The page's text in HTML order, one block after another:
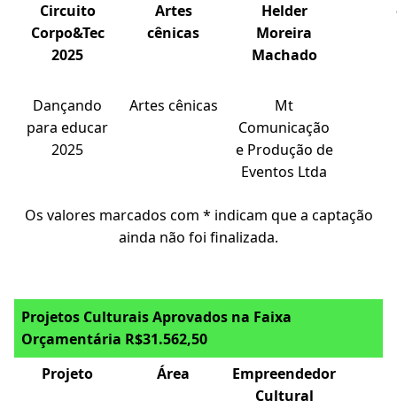
Circuito
Corpo&Tec
2025
Artes
cênicas
Helder
Moreira
Machado
Dançando
para educar
2025
Artes cênicas
Mt
Comunicação
e Produção de
Eventos Ltda
Os valores marcados com * indicam que a captação
ainda não foi finalizada.
Projetos Culturais Aprovados na Faixa
Orçamentária R$31.562,50
Projeto
Área
Empreendedor
Cultural